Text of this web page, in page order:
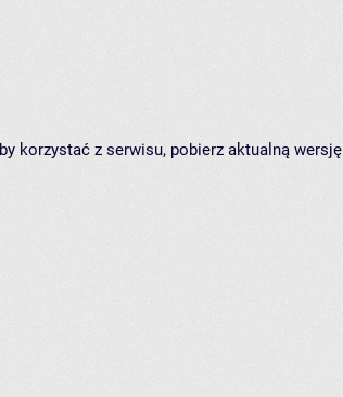
korzystać z serwisu, pobierz aktualną wersję